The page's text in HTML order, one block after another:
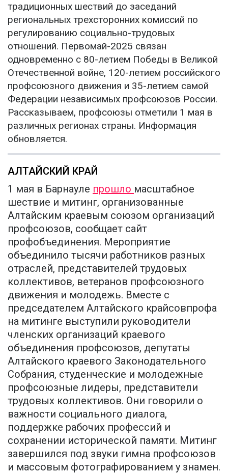
традиционных шествий до заседаний
региональных трехсторонних комиссий по
регулированию социально-трудовых
отношений. Первомай-2025 связан
одновременно с 80-летием Победы в Великой
Отечественной войне, 120-летием российского
профсоюзного движения и 35-летием самой
Федерации независимых профсоюзов России.
Рассказываем, профсоюзы отметили 1 мая в
различных регионах страны. Информация
обновляется.
АЛТАЙСКИЙ КРАЙ
1 мая в Барнауле прошло масштабное
шествие и митинг, организованные
Алтайским краевым союзом организаций
профсоюзов, сообщает сайт
профобъединения. Мероприятие
объединило тысячи работников разных
отраслей, представителей трудовых
коллективов, ветеранов профсоюзного
движения и молодежь. Вместе с
председателем Алтайского крайсовпрофа
на митинге выступили руководители
членских организаций краевого
объединения профсоюзов, депутаты
Алтайского краевого Законодательного
Собрания, студенческие и молодежные
профсоюзные лидеры, представители
трудовых коллективов. Они говорили о
важности социального диалога,
поддержке рабочих профессий и
сохранении исторической памяти. Митинг
завершился под звуки гимна профсоюзов
и массовым фотографированием у знамен.